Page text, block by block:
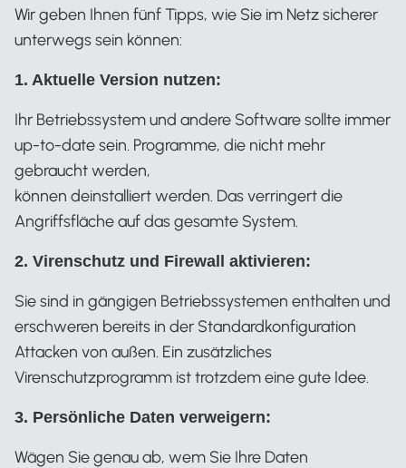
Wir geben Ihnen fünf Tipps, wie Sie im Netz sicherer
unterwegs sein können:
1. Aktuelle Version nutzen:
Ihr Betriebssystem und andere Software sollte immer
up-to-date sein. Programme, die nicht mehr
gebraucht werden,
können deinstalliert werden. Das verringert die
Angriffsfläche auf das gesamte System.
2. Virenschutz und Firewall aktivieren:
Sie sind in gängigen Betriebssystemen enthalten und
erschweren bereits in der Standardkonfiguration
Attacken von außen. Ein zusätzliches
Virenschutzprogramm ist trotzdem eine gute Idee.
3. Persönliche Daten verweigern:
Wägen Sie genau ab, wem Sie Ihre Daten